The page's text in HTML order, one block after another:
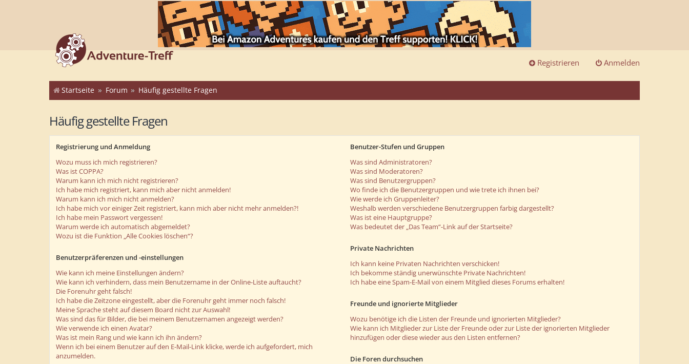
Anmelden
Registrieren
Startseite Forum Häufig gestellte Fragen
Häufig gestellte Fragen
Registrierung und Anmeldung
Wozu muss ich mich registrieren?
Was ist COPPA?
Warum kann ich mich nicht registrieren?
Ich habe mich registriert, kann mich aber nicht anmelden!
Warum kann ich mich nicht anmelden?
Ich habe mich vor einiger Zeit registriert, kann mich aber nicht mehr anmelden?!
Ich habe mein Passwort vergessen!
Warum werde ich automatisch abgemeldet?
Wozu ist die Funktion „Alle Cookies löschen“?
Benutzerpräferenzen und -einstellungen
Wie kann ich meine Einstellungen ändern?
Wie kann ich verhindern, dass mein Benutzername in der Online-Liste auftaucht?
Die Forenuhr geht falsch!
Ich habe die Zeitzone eingestellt, aber die Forenuhr geht immer noch falsch!
Meine Sprache steht auf diesem Board nicht zur Auswahl!
Was sind das für Bilder, die bei meinem Benutzernamen angezeigt werden?
Wie verwende ich einen Avatar?
Was ist mein Rang und wie kann ich ihn ändern?
Wenn ich bei einem Benutzer auf den E-Mail-Link klicke, werde ich aufgefordert, mich
anzumelden.
Benutzer-Stufen und Gruppen
Was sind Administratoren?
Was sind Moderatoren?
Was sind Benutzergruppen?
Wo finde ich die Benutzergruppen und wie trete ich ihnen bei?
Wie werde ich Gruppenleiter?
Weshalb werden verschiedene Benutzergruppen farbig dargestellt?
Was ist eine Hauptgruppe?
Was bedeutet der „Das Team“-Link auf der Startseite?
Private Nachrichten
Ich kann keine Privaten Nachrichten verschicken!
Ich bekomme ständig unerwünschte Private Nachrichten!
Ich habe eine Spam-E-Mail von einem Mitglied dieses Forums erhalten!
Freunde und ignorierte Mitglieder
Wozu benötige ich die Listen der Freunde und ignorierten Mitglieder?
Wie kann ich Mitglieder zur Liste der Freunde oder zur Liste der ignorierten Mitglieder
hinzufügen oder diese wieder aus den Listen entfernen?
Die Foren durchsuchen